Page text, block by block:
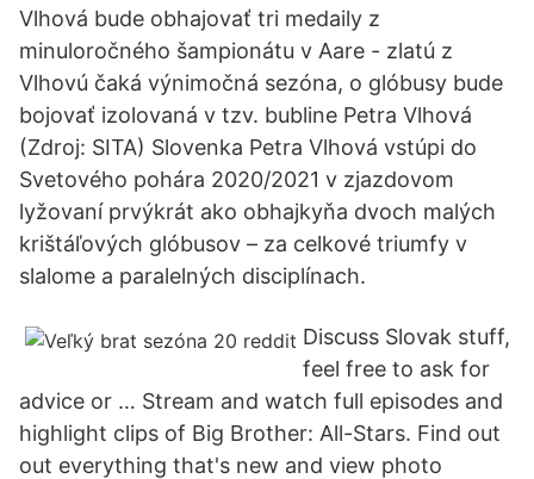
Vlhová bude obhajovať tri medaily z
minuloročného šampionátu v Aare - zlatú z
Vlhovú čaká výnimočná sezóna, o glóbusy bude
bojovať izolovaná v tzv. bubline Petra Vlhová
(Zdroj: SITA) Slovenka Petra Vlhová vstúpi do
Svetového pohára 2020/2021 v zjazdovom
lyžovaní prvýkrát ako obhajkyňa dvoch malých
krištáľových glóbusov – za celkové triumfy v
slalome a paralelných disciplínach.
Discuss Slovak stuff,
feel free to ask for
advice or … Stream and watch full episodes and
highlight clips of Big Brother: All-Stars. Find out
out everything that's new and view photo